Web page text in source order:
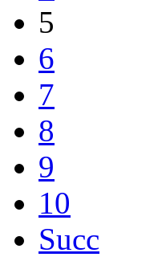
5
6
7
8
9
10
Succ